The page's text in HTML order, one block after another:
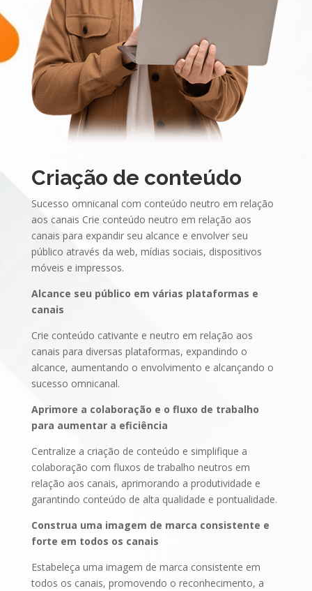
Criação de conteúdo
Sucesso omnicanal com conteúdo neutro em relação
aos canais Crie conteúdo neutro em relação aos
canais para expandir seu alcance e envolver seu
público através da web, mídias sociais, dispositivos
móveis e impressos.
Alcance seu público em várias plataformas e
canais
Crie conteúdo cativante e neutro em relação aos
canais para diversas plataformas, expandindo o
alcance, aumentando o envolvimento e alcançando o
sucesso omnicanal.
Aprimore a colaboração e o fluxo de trabalho
para aumentar a eficiência
Centralize a criação de conteúdo e simplifique a
colaboração com fluxos de trabalho neutros em
relação aos canais, aprimorando a produtividade e
garantindo conteúdo de alta qualidade e pontualidade.
Construa uma imagem de marca consistente e
forte em todos os canais
Estabeleça uma imagem de marca consistente em
todos os canais, promovendo o reconhecimento, a